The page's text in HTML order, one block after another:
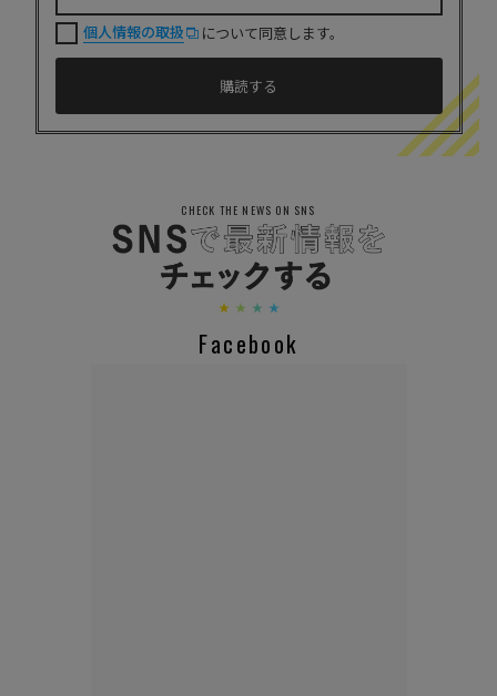
個人情報の取扱 について同意します。
CHECK THE NEWS ON SNS
Facebook